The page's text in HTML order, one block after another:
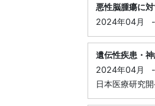
悪性脳腫瘍に
2024年04月
-
遺伝性疾患・
2024年04月
-
日本医療研究